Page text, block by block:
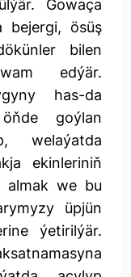
Gowaça
bejergi, ösüş
bilen
edýär.
has-da
goýlan
welaýatda
ekinleriniň
almak we bu
üpjün
ýetirilýär.